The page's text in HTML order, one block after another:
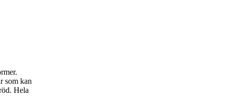
som kan
Hela